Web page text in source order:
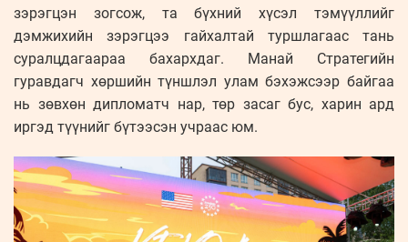
зэрэгцэн зогсож, та бүхний хүсэл тэмүүллийг
дэмжихийн зэрэгцээ гайхалтай туршлагаас тань
суралцдагаараа бахархдаг. Манай Стратегийн
гуравдагч хөршийн түншлэл улам бэхэжсээр байгаа
нь зөвхөн дипломатч нар, төр засаг бус, харин ард
иргэд түүнийг бүтээсэн учраас юм.